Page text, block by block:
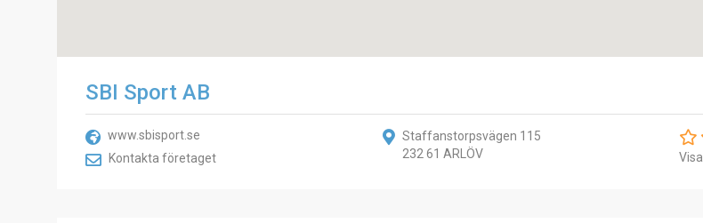
SBI Sport AB
www.sbisport.se
Kontakta företaget
Staffanstorpsvägen 115
232 61 ARLÖV